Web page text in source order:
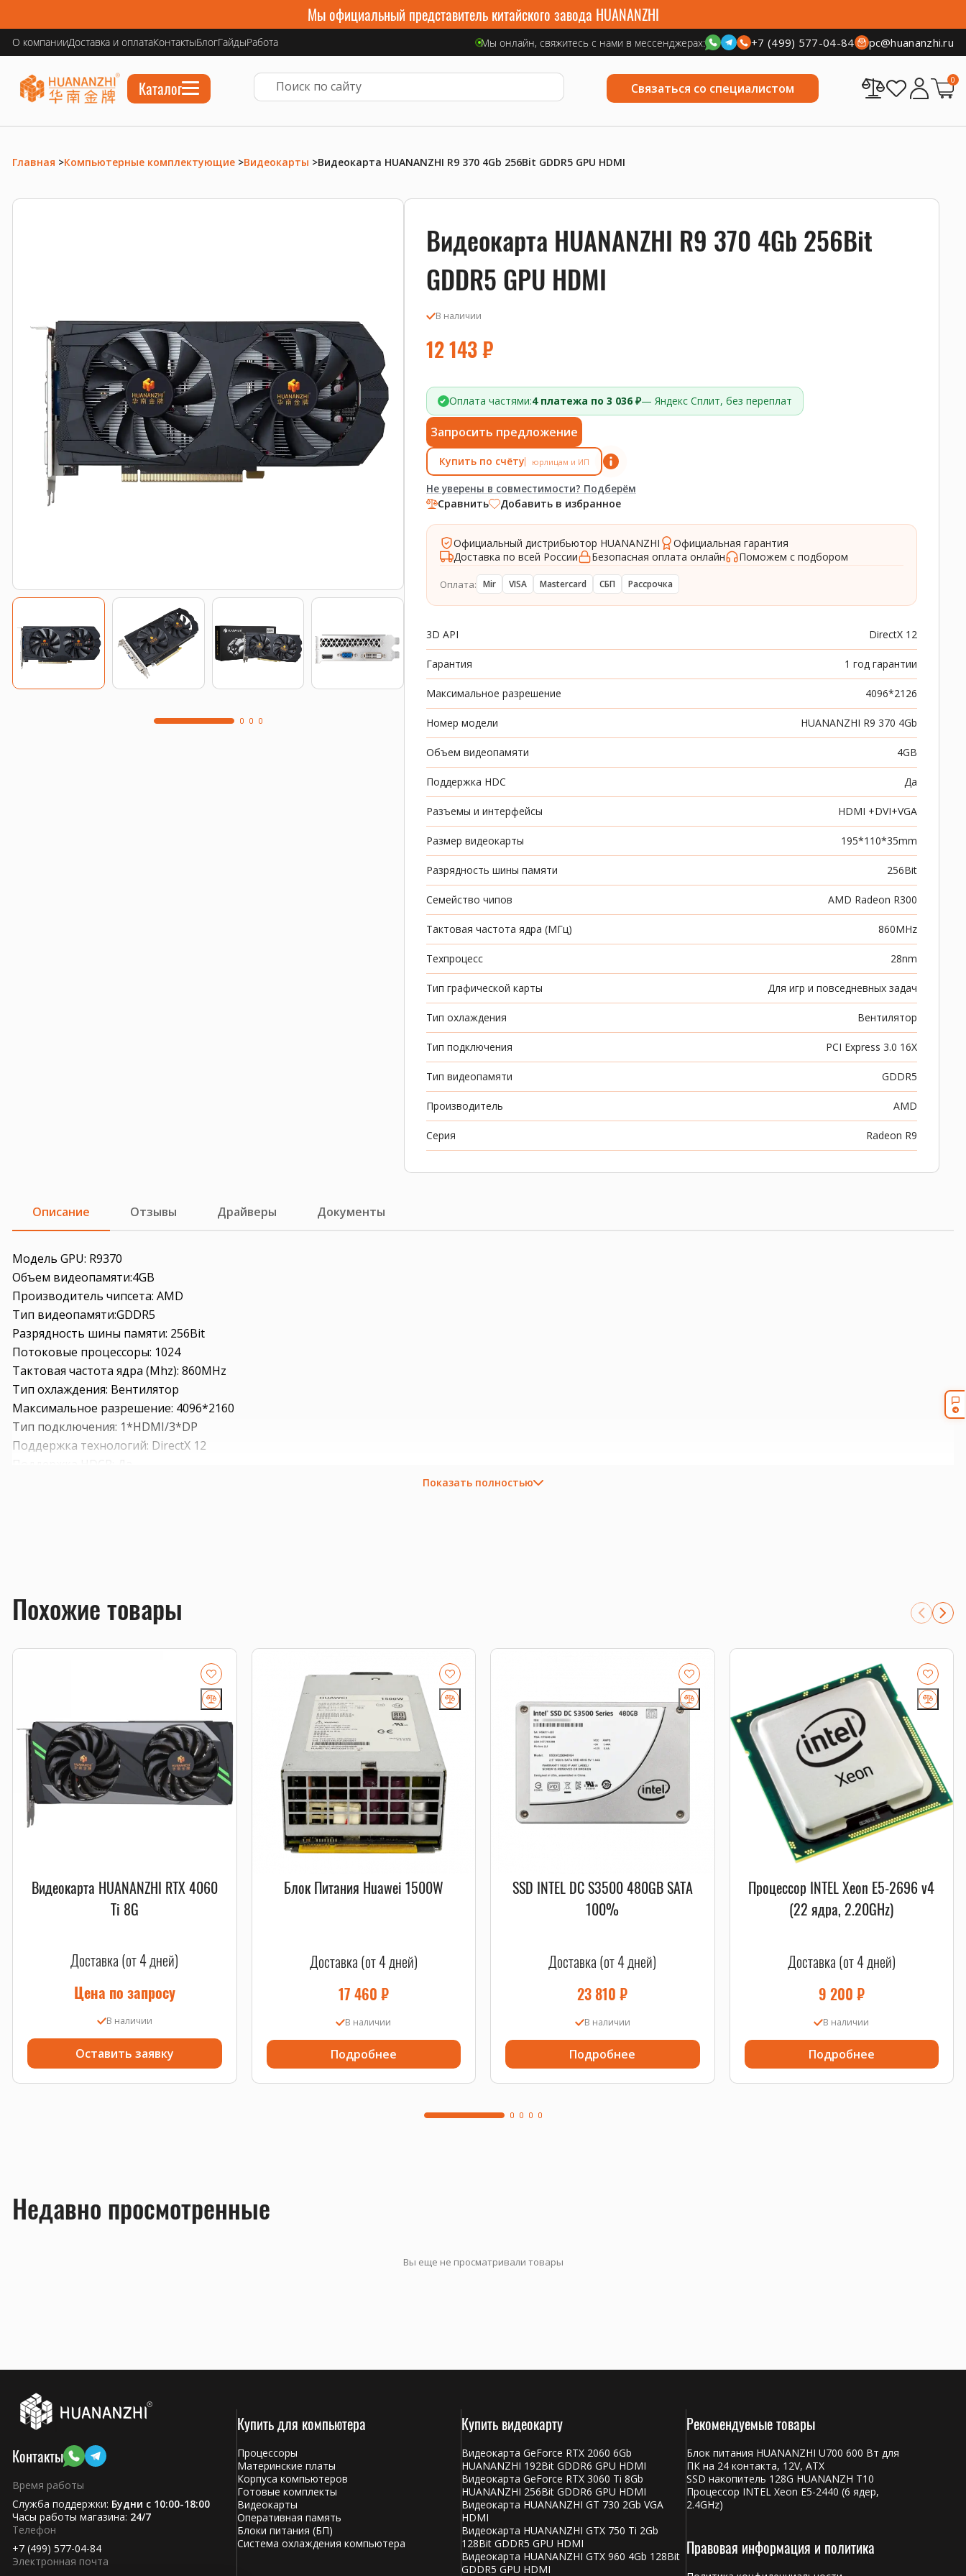
Мы официальный представитель китайского завода HUANANZHI
О компанииДоставка и оплатаКонтактыБлогГайдыРабота Мы онлайн, свяжитесь с нами в мессенджерах: +7 (499) 577-04-84 pc@huananzhi.ru
Каталог Связаться со специалистом
0
Главная >Компьютерные комплектующие >Видеокарты >Видеокарта HUANANZHI R9 370 4Gb 256Bit GDDR5 GPU HDMI
Видеокарта HUANANZHI R9 370 4Gb 256Bit
GDDR5 GPU HDMI
В наличии
12 143₽
Оплата частями:4 платежа по 3 036 ₽— Яндекс Сплит, без переплат
Запросить предложение
Купить по счёту юрлицам и ИП
Не уверены в совместимости? Подберём
Сравнить Добавить в избранное
Официальный дистрибьютор HUANANZHI
Официальная гарантия
Доставка по всей России
Безопасная оплата онлайн Поможем с подбором
Оплата: Mir VISA Mastercard СБП Рассрочка
3D API DirectX 12
Гарантия 1 год гарантии
Максимальное разрешение 4096*2126
Номер модели HUANANZHI R9 370 4Gb
Объем видеопамяти 4GB
Поддержка HDC Да
Разъемы и интерфейсы HDMI +DVI+VGA
Размер видеокарты 195*110*35mm
Разрядность шины памяти 256Bit
Семейство чипов AMD Radeon R300
Тактовая частота ядра (МГц) 860MHz
Техпроцесс 28nm
Тип графической карты Для игр и повседневных задач
Тип охлаждения Вентилятор
Тип подключения PCI Express 3.0 16X
Тип видеопамяти GDDR5
Производитель AMD
Серия Radeon R9
Описание Отзывы Драйверы Документы
Модель GPU: R9370
Объем видеопамяти:4GB
Производитель чипсета: AMD
Тип видеопамяти:GDDR5
Разрядность шины памяти: 256Bit
Потоковые процессоры: 1024
Тактовая частота ядра (Mhz): 860MHz
Тип охлаждения: Вентилятор
Максимальное разрешение: 4096*2160
Тип подключения: 1*HDMI/3*DP
Поддержка технологий: DirectX 12
Показать полностью
Похожие товары
Видеокарта HUANANZHI RTX 4060
Ti 8G
Доставка (от 4 дней)
Цена по запросу
В наличии
Оставить заявку
Блок Питания Huawei 1500W
Доставка (от 4 дней)
17 460 ₽
В наличии
Подробнее
SSD INTEL DC S3500 480GB SATA
100%
Доставка (от 4 дней)
23 810₽
В наличии
Подробнее
Процессор INTEL Xeon E5-2696 v4
(22 ядра, 2.20GHz)
Доставка (от 4 дней)
9 200 ₽
В наличии
Подробнее
Недавно просмотренные
Вы еще не просматривали товары
Контакты
Время работы
Служба поддержки: Будни с 10:00-18:00
Часы работы магазина: 24/7
Телефон
+7 (499) 577-04-84
Электронная почта
Купить для компьютера
Процессоры
Материнские платы
Корпуса компьютеров
Готовые комплекты
Видеокарты
Оперативная память
Блоки питания (БП)
Система охлаждения компьютера
Купить видеокарту
Видеокарта GeForce RTX 2060 6Gb
HUANANZHI 192Bit GDDR6 GPU HDMI
Видеокарта GeForce RTX 3060 Ti 8Gb
HUANANZHI 256Bit GDDR6 GPU HDMI
Видеокарта HUANANZHI GT 730 2Gb VGA
HDMI
Видеокарта HUANANZHI GTX 750 Ti 2Gb
128Bit GDDR5 GPU HDMI
Видеокарта HUANANZHI GTX 960 4Gb 128Bit
GDDR5 GPU HDMI
Рекомендуемые товары
Блок питания HUANANZHI U700 600 Вт для
ПК на 24 контакта, 12V, ATX
SSD накопитель 128G HUANANZH T10
Процессор INTEL Xeon E5-2440 (6 ядер,
2.4GHz)
Правовая информация и политика